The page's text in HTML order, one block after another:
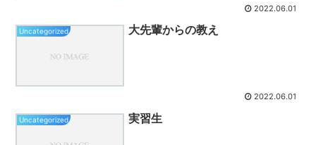
2022.06.01
Uncategorized 大先輩からの教え
2022.06.01
Uncategorized 実習生